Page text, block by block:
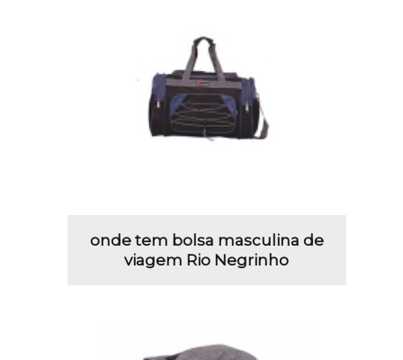
onde tem bolsa masculina de
viagem Rio Negrinho